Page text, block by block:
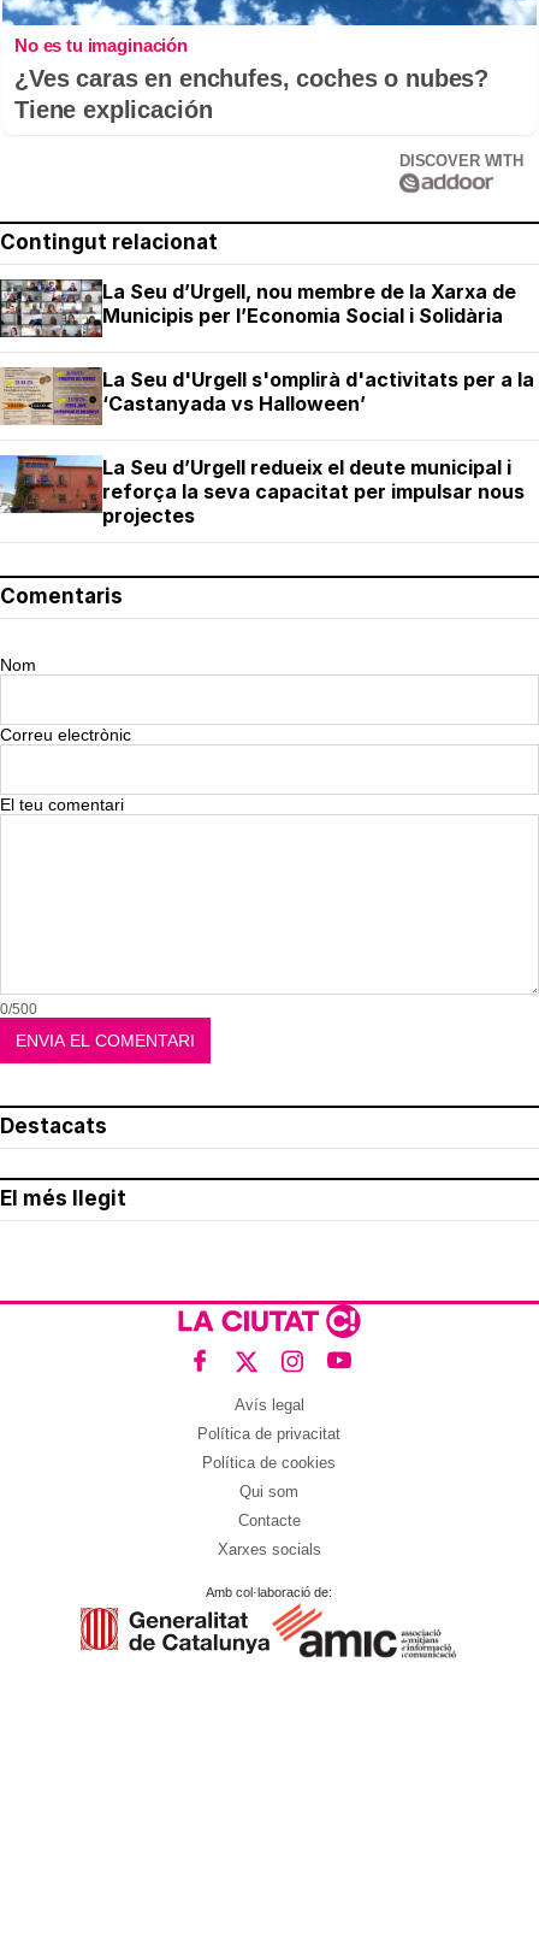
No es tu imaginación
¿Ves caras en enchufes, coches o nubes?
Tiene explicación
DISCOVER WITH
Contingut relacionat
La Seu d’Urgell, nou membre de la Xarxa de
Municipis per l’Economia Social i Solidària
La Seu d'Urgell s'omplirà d'activitats per a la
‘Castanyada vs Halloween’
La Seu d’Urgell redueix el deute municipal i
reforça la seva capacitat per impulsar nous
projectes
Comentaris
Nom
Correu electrònic
El teu comentari
0/500
Destacats
El més llegit
Avís legal
Política de privacitat
Política de cookies
Qui som
Contacte
Xarxes socials
Amb col·laboració de: